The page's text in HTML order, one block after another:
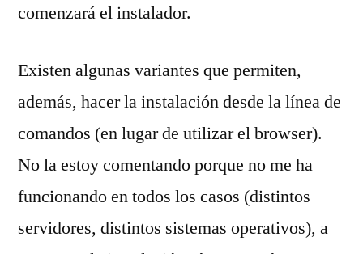
comenzará el instalador.
Existen algunas variantes que permiten,
además, hacer la instalación desde la línea de
comandos (en lugar de utilizar el browser).
No la estoy comentando porque no me ha
funcionando en todos los casos (distintos
servidores, distintos sistemas operativos), a